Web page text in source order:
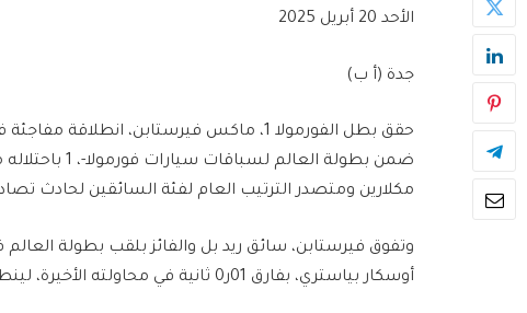
الأحد 20 أبريل 2025
جدة (أ ب)
حقق بطل الفورمولا 1، ماكس فيرستابن،
ضمن بطولة
مكلارين ومتصدر الترتيب العام لفئة السائقين لحادث
وتفوق فيرستابن، سائق ريد بل والفائز بلقب بطولة
أوسكار بياستري، بفارق 01ر0 ثانية في محاولته الأخيرة، لينطلق من المركز الأول في السباق السعودي غدا الأحد